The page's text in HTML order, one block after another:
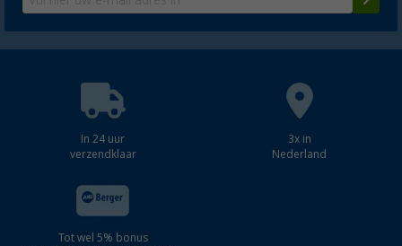
In 24 uur
verzendklaar
3x in
Nederland
Tot wel 5% bonus